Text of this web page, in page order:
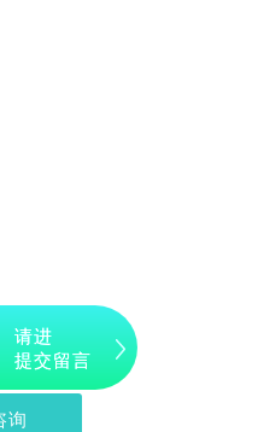
请进
提交留言
询